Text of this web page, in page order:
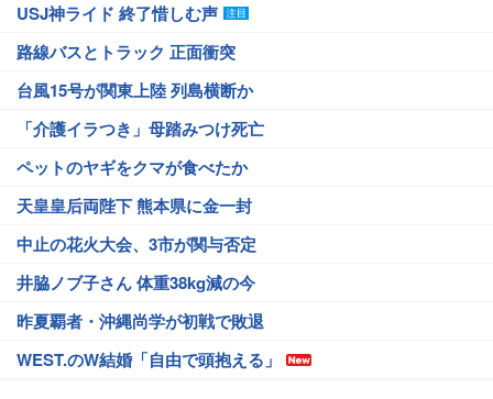
USJ神ライド 終了惜しむ声
路線バスとトラック 正面衝突
台風15号が関東上陸 列島横断か
「介護イラつき」母踏みつけ死亡
ペットのヤギをクマが食べたか
天皇皇后両陛下 熊本県に金一封
中止の花火大会、3市が関与否定
井脇ノブ子さん 体重38kg減の今
昨夏覇者・沖縄尚学が初戦で敗退
WEST.のW結婚「自由で頭抱える」